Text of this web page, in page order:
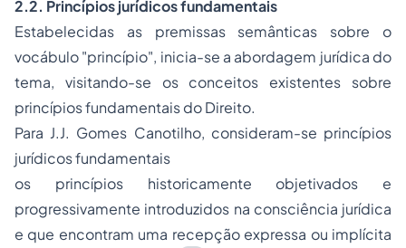
2.2. Princípios jurídicos fundamentais
Estabelecidas as premissas semânticas sobre o
vocábulo "princípio", inicia-se a abordagem jurídica do
tema, visitando-se os conceitos existentes sobre
princípios fundamentaisdo Direito.
Para J.J. Gomes Canotilho, consideram-se princípios
jurídicos fundamentais
os princípios historicamente objetivados e
progressivamente introduzidos na consciência jurídica
e que encontram uma recepção expressa ou implícita